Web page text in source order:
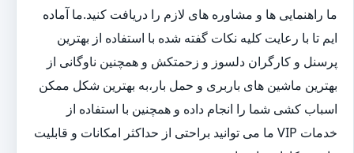
ما راهنمایی ها و مشاوره های لازم را دریافت کنید.ما آماده
ایم تا با رعایت کلیه نکات گفته شده با استفاده از بهترین
پرسنل و کارگران دلسوز و زحمتکش و همچنین ناوگانی از
بهترین ماشین های باربری و حمل بار،به بهترین شکل ممکن
اسباب کشی شما را انجام داده و همچنین با استفاده از
خدمات VIP ما می توانید براحتی از حداکثر امکانات و قابلیت